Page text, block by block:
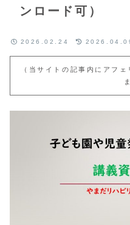
ンロード可）
2026.02.24
（当サイトの記事内にアフ